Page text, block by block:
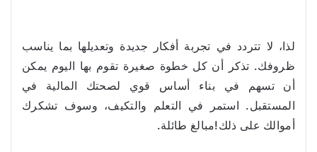
لذا، لا تتردد في تجربة أفكار جديدة وتعديلها بما يناسب
ظروفك. تذكر أن كل خطوة صغيرة تقوم بها اليوم يمكن
أن تسهم في بناء أساس قوي لصحتك المالية في
المستقبل. استمر في التعلم والتكيف، وسوف تشكرك
أموالك على ذلك!مبالغ طائلة.